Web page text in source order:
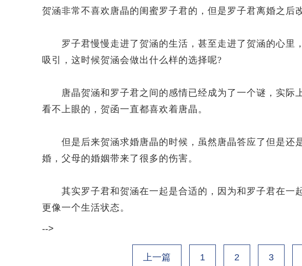
贺涵非常不喜欢唐晶的闺蜜罗子君的，但是罗子君离婚之后
罗子君慢慢走进了贺涵的生活，甚至走进了贺涵的心里
吸引，这时候贺涵会做出什么样的选择呢?
唐晶贺涵和罗子君之间的感情已经成为了一个谜，实际
看不上眼的，贺函一直都喜欢着唐晶。
但是后来贺涵求婚唐晶的时候，虽然唐晶答应了但是还
婚，父母的婚姻带来了很多的伤害。
其实罗子君和贺涵在一起是合适的，因为和罗子君在一起
更像一个生活状态。
-->
上一篇 1 2 3